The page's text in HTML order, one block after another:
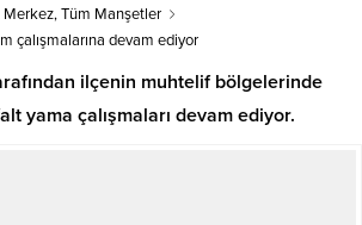
Merkez,Tüm Manşetler
çalışmalarına devam ediyor
ilçenin muhtelif bölgelerinde
yama çalışmaları devam ediyor.